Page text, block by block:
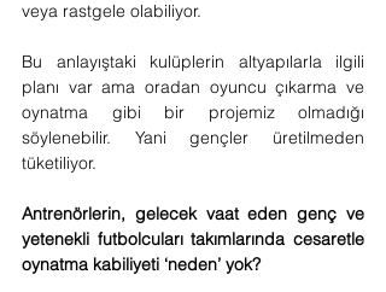
veya rastgele olabiliyor.
Bu anlayıştaki kulüplerin altyapılarla ilgili
planı var ama oradan oyuncu çıkarma ve
oynatma gibi bir projemiz olmadığı
söylenebilir. Yani gençler üretilmeden
tüketiliyor.
Antrenörlerin, gelecek vaat eden genç ve
yetenekli futbolcuları takımlarında cesaretle
oynatma kabiliyeti ‘neden’ yok?